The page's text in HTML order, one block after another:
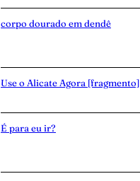
corpo dourado em dendê
Use o Alicate Agora [fragmento]
É para eu ir?